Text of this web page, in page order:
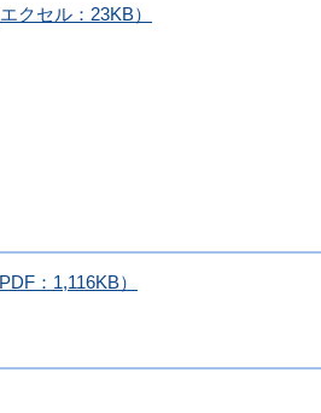
クセル：23KB）
：1,116KB）